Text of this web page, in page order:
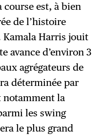
course est, à bien
de l’histoire
Kamala Harris jouit
avance d’environ 3
agrégateurs de
déterminée par
notamment la
les swing
le plus grand